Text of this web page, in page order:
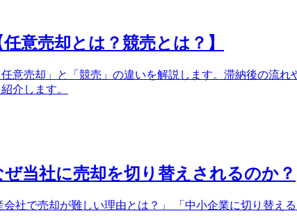
意売却とは？競売とは？】
意売却」と「競売」の違いを解説します。滞納後の流
介します。
当社に売却を切り替えされるのか？
社で売却が難しい理由とは？」 「中小企業に切り替え